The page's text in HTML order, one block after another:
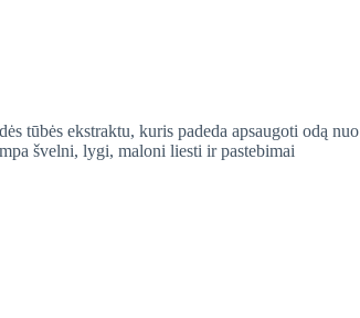
tūbės ekstraktu, kuris padeda apsaugoti odą nuo
švelni, lygi, maloni liesti ir pastebimai